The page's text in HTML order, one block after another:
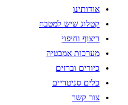
אודותינו
קטלוג שיש למטבח
ריצוף וחיפוי
מערכות אמבטיה
כיורים וברזים
כלים סניטריים
צור קשר